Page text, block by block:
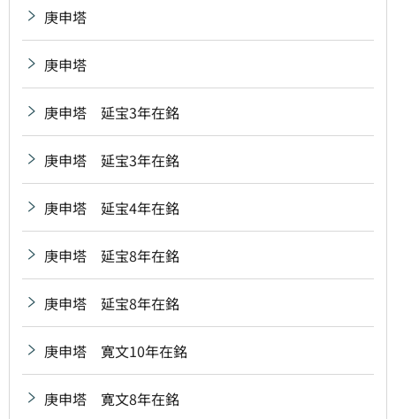
庚申塔
庚申塔
庚申塔 延宝3年在銘
庚申塔 延宝3年在銘
庚申塔 延宝4年在銘
庚申塔 延宝8年在銘
庚申塔 延宝8年在銘
庚申塔 寛文10年在銘
庚申塔 寛文8年在銘